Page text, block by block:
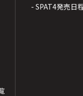
- SPAT4発売日